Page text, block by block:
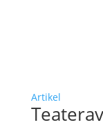
Artikel